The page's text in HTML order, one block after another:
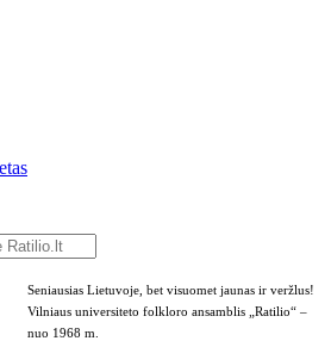
Seniausias Lietuvoje, bet visuomet jaunas ir veržlus!
Vilniaus universiteto folkloro ansamblis „Ratilio“ –
nuo 1968 m.